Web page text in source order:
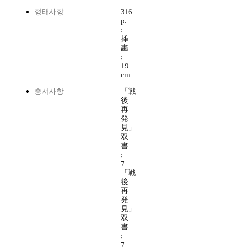
형태사항
316
p.
:
揷
畵
;
19
cm
총서사항
「戦
後
再
発
見」
双
書
;
7
「戦
後
再
発
見」
双
書
;
7